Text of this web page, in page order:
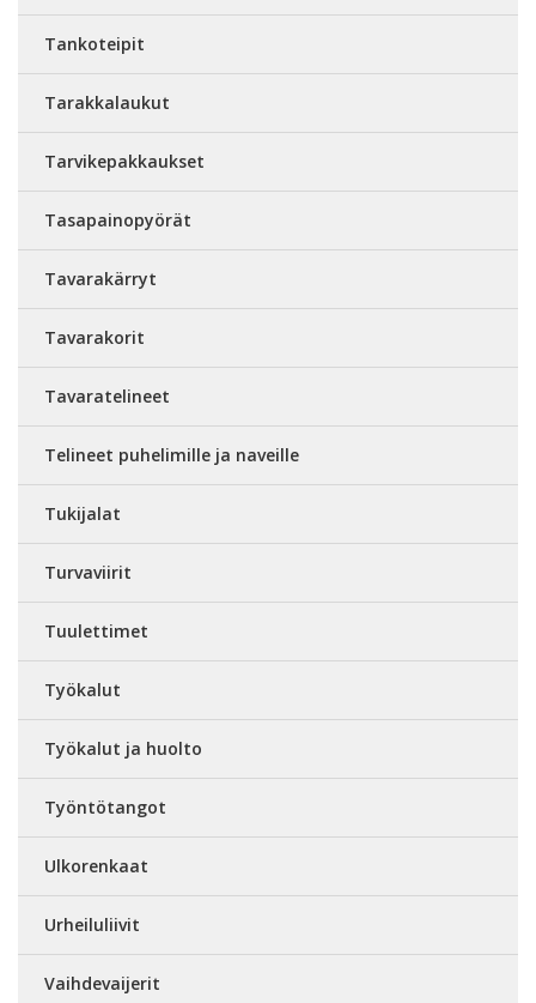
Tankoteipit
Tarakkalaukut
Tarvikepakkaukset
Tasapainopyörät
Tavarakärryt
Tavarakorit
Tavaratelineet
Telineet puhelimille ja naveille
Tukijalat
Turvaviirit
Tuulettimet
Työkalut
Työkalut ja huolto
Työntötangot
Ulkorenkaat
Urheiluliivit
Vaihdevaijerit